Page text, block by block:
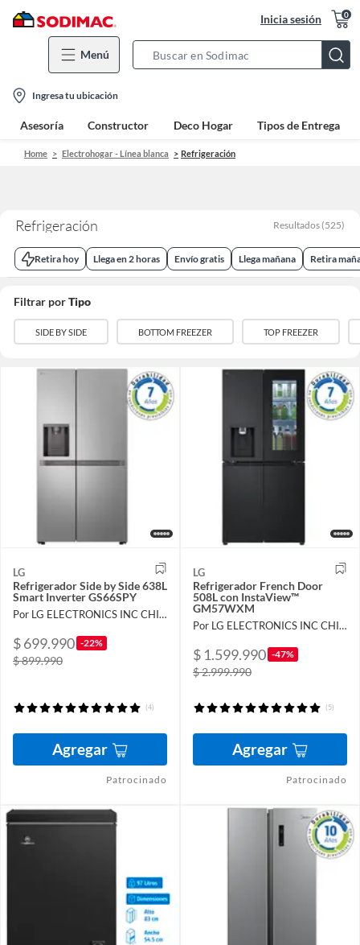
Inicia sesión 0
Menú
Bar
location-
icon
Ingresa tu ubicación
Asesoría Constructor Deco Hogar Tipos de Entrega
Home Electrohogar - Línea blanca Refrigeración
Refrigeración Resultados (525)
Retira hoy Llega en 2 horas Envío gratis Llega mañana Retira
Filtrar porTipo
SIDE BY SIDE BOTTOM FREEZER TOP FREEZER
LG
Refrigerador Side by Side 638L
Smart Inverter GS66SPY
Por LG ELECTRONICS INC CHILE LIMITADA
$ 699.990 -22%
$ 899.990
(4)
Agregar
Patrocinado
LG
Refrigerador French Door
508L con InstaView™
GM57WXM
Por LG ELECTRONICS INC CHILE LIMITADA
$ 1.599.990 -47%
$ 2.999.990
(5)
Agregar
Patrocinado